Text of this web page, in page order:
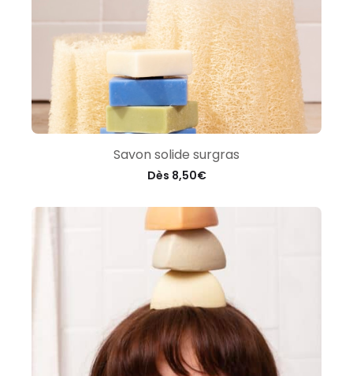
Savon solide surgras
Dès 8,50€